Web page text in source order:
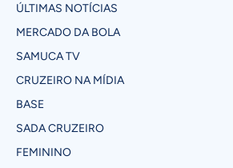
ÚLTIMAS NOTÍCIAS
MERCADO DA BOLA
SAMUCA TV
CRUZEIRO NA MÍDIA
BASE
SADA CRUZEIRO
FEMININO